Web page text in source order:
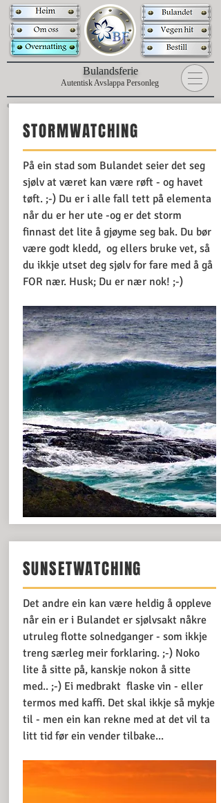
Bulandsferie
Autentisk Avslappa Personleg
STORMWATCHING
På ein stad som Bulandet seier det seg
sjølv at været kan være røft - og havet
tøft. ;-) Du er i alle fall tett på elementa
når du er her ute -og er det storm
finnast det lite å gjøyme seg bak. Du bør
være godt kledd, og ellers bruke vet, så
du ikkje utset deg sjølv for fare med å gå
FOR nær. Husk; Du er nær nok! ;-)
SUNSETWATCHING
Det andre ein kan være heldig å oppleve
når ein er i Bulandet er sjølvsakt nåkre
utruleg flotte solnedganger - som ikkje
treng særleg meir forklaring. ;-) Noko
lite å sitte på, kanskje nokon å sitte
med.. ;-) Ei medbrakt flaske vin - eller
termos med kaffi. Det skal ikkje så mykje
til - men ein kan rekne med at det vil ta
litt tid før ein vender tilbake...